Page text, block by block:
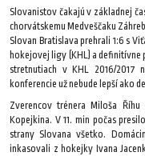
Slovanistov čakajú v základnej
chorvátskemu Medveščaku
Slovan Bratislava prehrali 1:6 s
hokejovej ligy (KHL) a definitívne
stretnutiach v KHL 2016/
konferencie už nebude lepší ako
Zverencov trénera Miloša
Kopejkina. V 11. min počas
strany Slovana všetko.
inkasovali z hokejky Ivana